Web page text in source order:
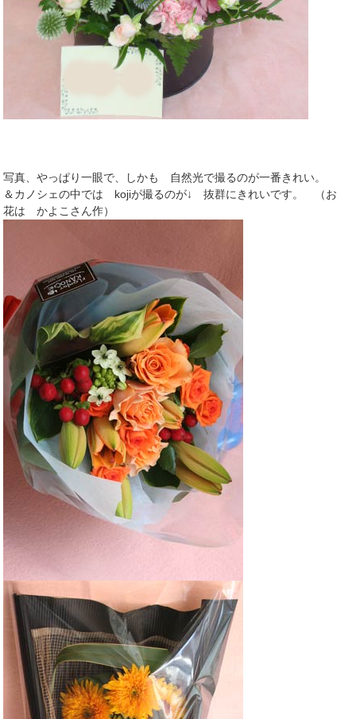
写真、やっぱり一眼で、しかも 自然光で撮るのが一番きれい。
＆カノシェの中では kojiが撮るのが↓ 抜群にきれいです。 （お
花は かよこさん作）